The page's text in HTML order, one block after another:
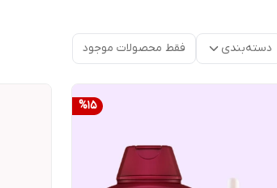
دسته‌بندی فقط محصولات موجود
%15